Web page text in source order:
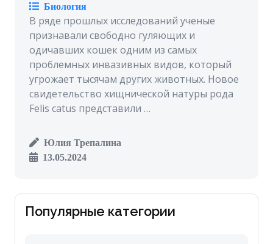
Биология
В ряде прошлых исследований ученые
признавали свободно гуляющих и
одичавших кошек одним из самых
проблемных инвазивных видов, который
угрожает тысячам других животных. Новое
свидетельство хищнической натуры рода
Felis catus представили …
Юлия Трепалина
13.05.2024
Популярные категории